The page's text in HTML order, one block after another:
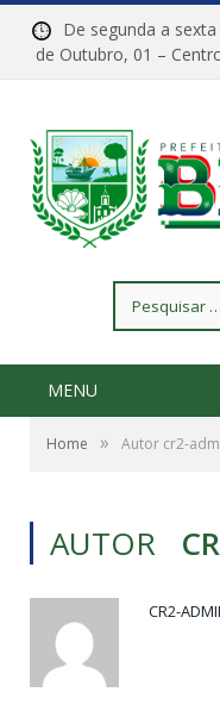
De segunda a
de Outubro, 01 –
por:
MENU
Home » Autor cr2-
AUTOR
CR2-